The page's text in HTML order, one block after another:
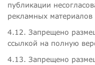
публикации
рекламных
4.12. Запрещено
ссылкой на полную
4.13. Запрещено